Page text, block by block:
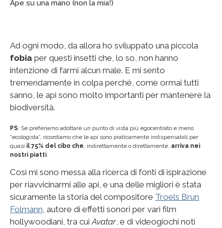
Ape su una mano (non la mia!)
Ad ogni modo, da allora ho sviluppato una piccola
fobia per questi insetti che, lo so, non hanno
intenzione di farmi alcun male. E mi sento
tremendamente in colpa perché, come ormai tutti
sanno, le api sono molto importanti per mantenere la
biodiversità.
PS: Se preferiamo adottare un punto di vista più egocentrato e meno
“ecologista”, ricordiamo che le api sono praticamente indispensabili per
quasi il 75% del cibo che , indirettamente o direttamente, arriva nei
nostri piatti
Così mi sono messa alla ricerca di fonti di ispirazione
per riavvicinarmi alle api, e una delle migliori è stata
sicuramente la storia del compositore Troels Brun
Folmann , autore di effetti sonori per vari film
hollywoodiani, tra cui Avatar, e di videogiochi noti